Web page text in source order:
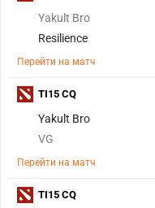
Yakult Bro
Resilience
Перейти на матч
Yakult Bro
VG
Перейти на матч
TI15 CQ
TI15 CQ